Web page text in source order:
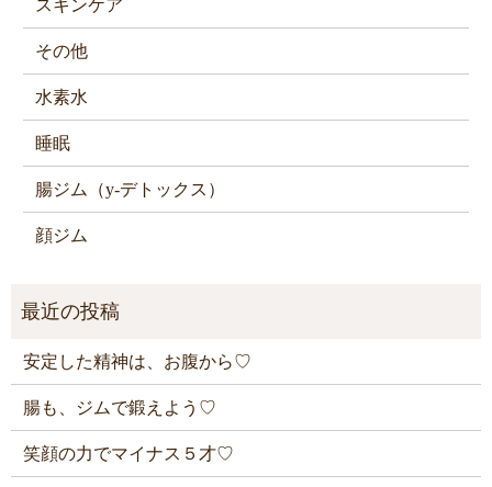
スキンケア
その他
水素水
睡眠
腸ジム（y-デトックス）
顔ジム
安定した精神は、お腹から♡
腸も、ジムで鍛えよう♡
笑顔の力でマイナス５才♡